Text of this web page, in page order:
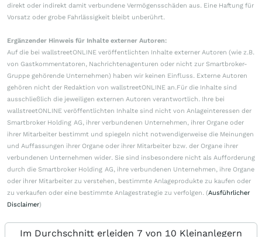
direkt oder indirekt damit verbundene Vermögensschäden aus. Eine Haftung für
Vorsatz oder grobe Fahrlässigkeit bleibt unberührt.
Ergänzender Hinweis für Inhalte externer Autoren:
Auf die bei wallstreetONLINE veröffentlichten Inhalte externer Autoren (wie z.B.
von Gastkommentatoren, Nachrichtenagenturen oder nicht zur Smartbroker-
Gruppe gehörende Unternehmen) haben wir keinen Einfluss. Externe Autoren
gehören nicht der Redaktion von wallstreetONLINE an.Für die Inhalte sind
ausschließlich die jeweiligen externen Autoren verantwortlich. Ihre bei
wallstreetONLINE veröffentlichten Inhalte sind nicht von Anlageinteressen der
Smartbroker Holding AG, ihrer verbundenen Unternehmen, ihrer Organe oder
ihrer Mitarbeiter bestimmt und spiegeln nicht notwendigerweise die Meinungen
und Auffassungen ihrer Organe oder ihrer Mitarbeiter bzw. der Organe ihrer
verbundenen Unternehmen wider. Sie sind insbesondere nicht als Aufforderung
durch die Smartbroker Holding AG, ihre verbundenen Unternehmen, ihre Organe
oder ihrer Mitarbeiter zu verstehen, bestimmte Anlageprodukte zu kaufen oder
zu verkaufen oder eine bestimmte Anlagestrategie zu verfolgen. (Ausführlicher
Disclaimer)
Im Durchschnitt erleiden 7 von 10 Kleinanlegern